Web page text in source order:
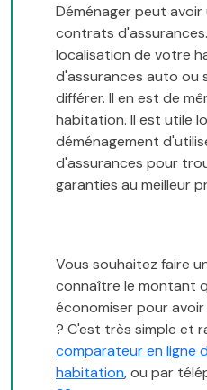
Déménager peut
contrats
localisation de votre
d'assurances auto ou
différer. Il en est de
habitation. Il est utile
déménagement
d'assurances pour
garanties au meilleur
Vous souhaitez faire
connaître le montant
économiser pour
? C'est très simple et
comparateur en ligne
habitation, ou par